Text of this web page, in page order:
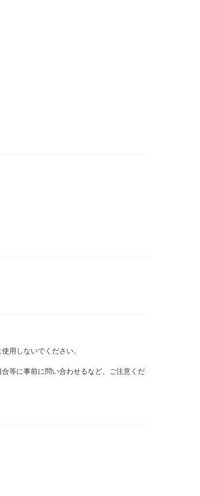
しないでください。
等に事前に問い合わせるなど、ご注意くだ